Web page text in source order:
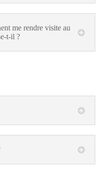
me rendre visite au
t-il ?